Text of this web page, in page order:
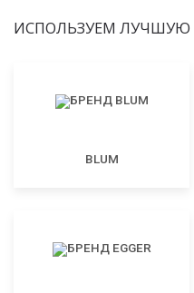
ИСПОЛЬЗУЕМ ЛУЧШУЮ
BLUM